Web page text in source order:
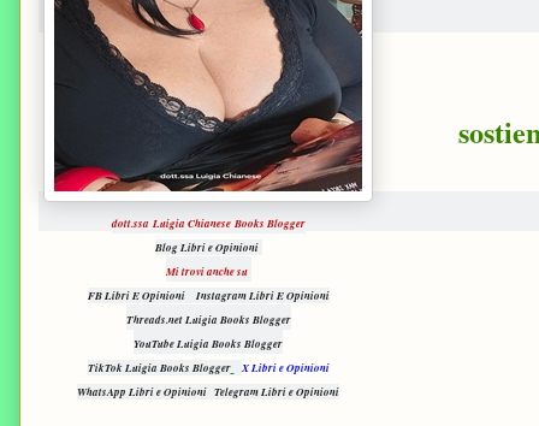
dott.ssa Luigia Chianese Books Blogger
Blog Libri e Opinioni
Mi trovi anche su
FB Libri E Opinioni
Instagram Libri E Opinioni
Threads.net Luigia Books Blogger
YouTube Luigia Books Blogger
TikTok Luigia Books Blogger
X Libri e Opinioni
WhatsApp Libri e Opinioni Telegram Libri e Opinioni